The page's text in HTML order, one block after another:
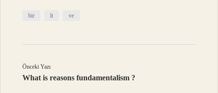
bir lt ve
Önceki Yazı
What is reasons fundamentalism ?